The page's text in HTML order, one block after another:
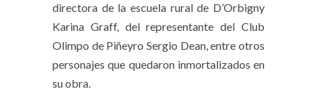
directora de la escuela rural de D’Orbigny
Karina Graff, del representante del Club
Olimpo de Piñeyro Sergio Dean, entre otros
personajes que quedaron inmortalizados en
su obra.